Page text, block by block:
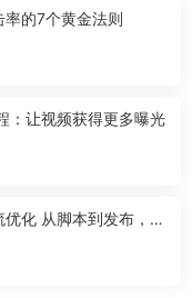
的7个黄金法则
：让视频获得更多曝光
化 从脚本到发布，打